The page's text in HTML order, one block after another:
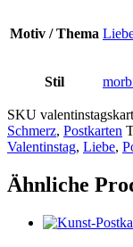
Motiv / Thema
Stil
SKU
Schmerz, Postkarten
Valentinstag, Liebe,
Ähnliche